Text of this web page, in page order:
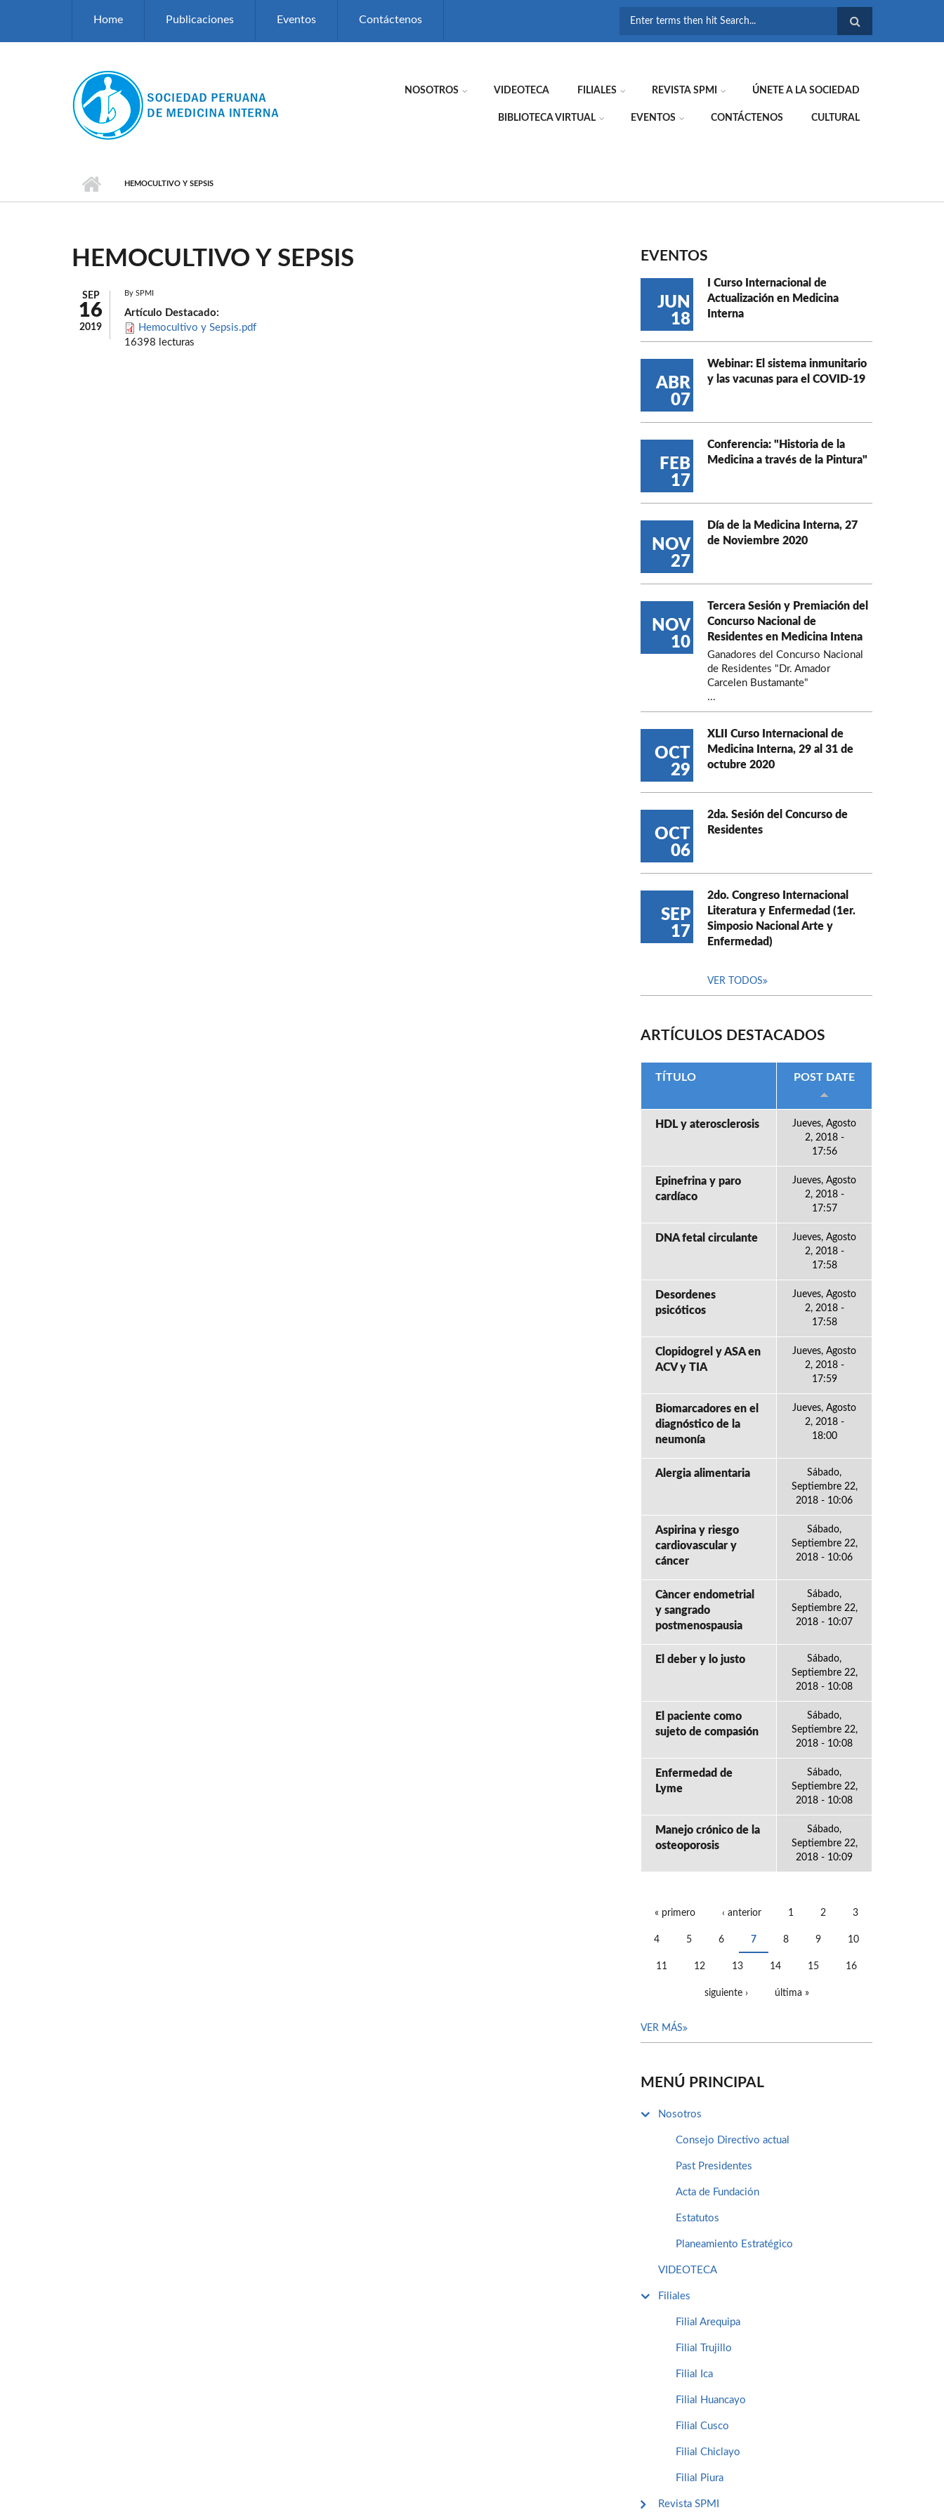
Home Publicaciones Eventos Contáctenos
NOSOTROS VIDEOTECA FILIALES REVISTA SPMI ÚNETE A LA SOCIEDAD
BIBLIOTECA VIRTUAL EVENTOS CONTÁCTENOS CULTURAL
HEMOCULTIVO Y SEPSIS
HEMOCULTIVO Y SEPSIS
SEP
16
2019
By SPMI
Artículo Destacado:
Hemocultivo y Sepsis.pdf
16398 lecturas
EVENTOS
JUN
18
I Curso Internacional de
Actualización en Medicina
Interna
ABR
07
Webinar: El sistema inmunitario
y las vacunas para el COVID-19
FEB
17
Conferencia: "Historia de la
Medicina a través de la Pintura"
NOV
27
Día de la Medicina Interna, 27
de Noviembre 2020
NOV
10
Tercera Sesión y Premiación del
Concurso Nacional de
Residentes en Medicina Intena
Ganadores del Concurso Nacional
de Residentes "Dr. Amador
Carcelen Bustamante"
...
OCT
29
XLII Curso Internacional de
Medicina Interna, 29 al 31 de
octubre 2020
OCT
06
2da. Sesión del Concurso de
Residentes
SEP
17
2do. Congreso Internacional
Literatura y Enfermedad (1er.
Simposio Nacional Arte y
Enfermedad)
VER TODOS
ARTÍCULOS DESTACADOS
TÍTULO POST DATE
HDL y aterosclerosis
Jueves, Agosto
2, 2018 -
17:56
Epinefrina y paro
cardíaco
Jueves, Agosto
2, 2018 -
17:57
DNA fetal circulante
Jueves, Agosto
2, 2018 -
17:58
Desordenes
psicóticos
Jueves, Agosto
2, 2018 -
17:58
Clopidogrel y ASA en
ACV y TIA
Jueves, Agosto
2, 2018 -
17:59
Biomarcadores en el
diagnóstico de la
neumonía
Jueves, Agosto
2, 2018 -
18:00
Alergia alimentaria
Sábado,
Septiembre 22,
2018 - 10:06
Aspirina y riesgo
cardiovascular y
cáncer
Sábado,
Septiembre 22,
2018 - 10:06
Càncer endometrial
y sangrado
postmenospausia
Sábado,
Septiembre 22,
2018 - 10:07
El deber y lo justo
Sábado,
Septiembre 22,
2018 - 10:08
El paciente como
sujeto de compasión
Sábado,
Septiembre 22,
2018 - 10:08
Enfermedad de
Lyme
Sábado,
Septiembre 22,
2018 - 10:08
Manejo crónico de la
osteoporosis
Sábado,
Septiembre 22,
2018 - 10:09
« primero ‹ anterior 1 2 3
4 5 6 7 8 9 10
11 12 13 14 15 16
siguiente › última »
VER MÁS
MENÚ PRINCIPAL
Nosotros
Consejo Directivo actual
Past Presidentes
Acta de Fundación
Estatutos
Planeamiento Estratégico
VIDEOTECA
Filiales
Filial Arequipa
Filial Trujillo
Filial Ica
Filial Huancayo
Filial Cusco
Filial Chiclayo
Filial Piura
Revista SPMI